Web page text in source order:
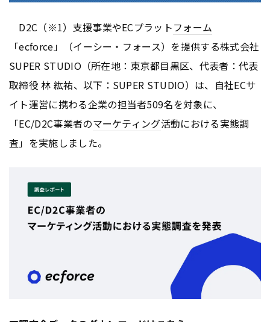
D2C（※1）支援事業やECプラットフォーム
「ecforce」（イーシー・フォース）を提供する株式会社
SUPER STUDIO（所在地：東京都目黒区、代表者：代表
取締役 林 紘祐、以下：SUPER STUDIO）は、自社ECサ
イト運営に携わる企業の担当者509名を対象に、
「EC/D2C事業者のマーケティング活動における実態調
査」を実施しました。